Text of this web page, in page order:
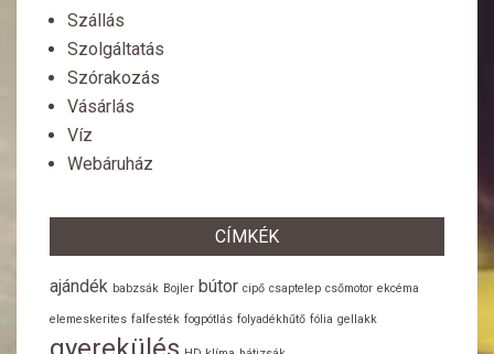
Szállás
Szolgáltatás
Szórakozás
Vásárlás
Víz
Webáruház
CÍMKÉK
ajándék babzsák Bojler bútor cipő csaptelep csőmotor ekcéma
elemeskerites falfesték fogpótlás folyadékhűtő fólia gellakk